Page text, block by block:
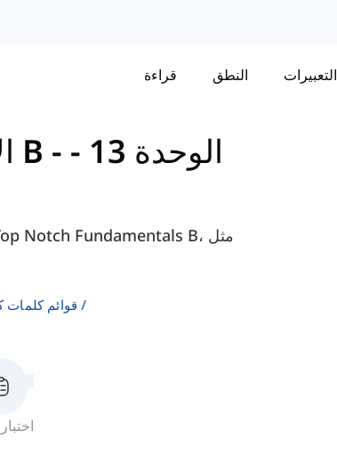
التعبيرات النطق قراءة
كتاب Top Notch الأساسيات B - الوحدة 13 -
قوائم كلمات